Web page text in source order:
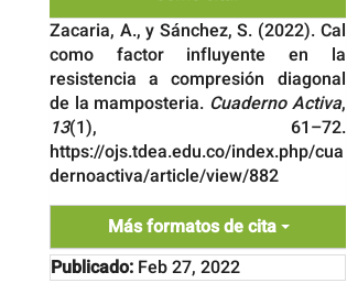
Zacaria, A., y Sánchez, S. (2022). Cal
como factor influyente en la
resistencia a compresión diagonal
de la mamposteria. Cuaderno Activa,
13(1), 61–72.
https://ojs.tdea.edu.co/index.php/cua
dernoactiva/article/view/882
Más formatos de cita
Publicado: Feb 27, 2022